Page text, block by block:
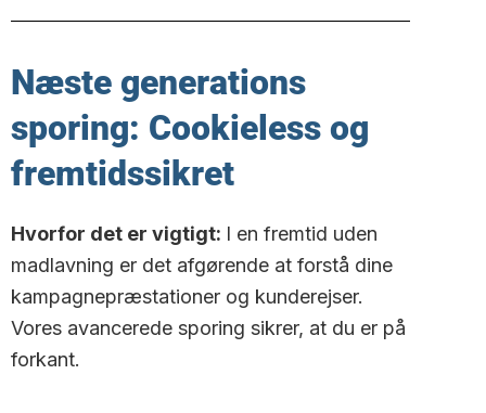
Næste generations
sporing: Cookieless og
fremtidssikret
Hvorfor det er vigtigt: I en fremtid uden
madlavning er det afgørende at forstå dine
kampagnepræstationer og kunderejser.
Vores avancerede sporing sikrer, at du er på
forkant.